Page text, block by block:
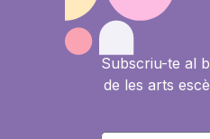
Subscriu-te al
de les arts